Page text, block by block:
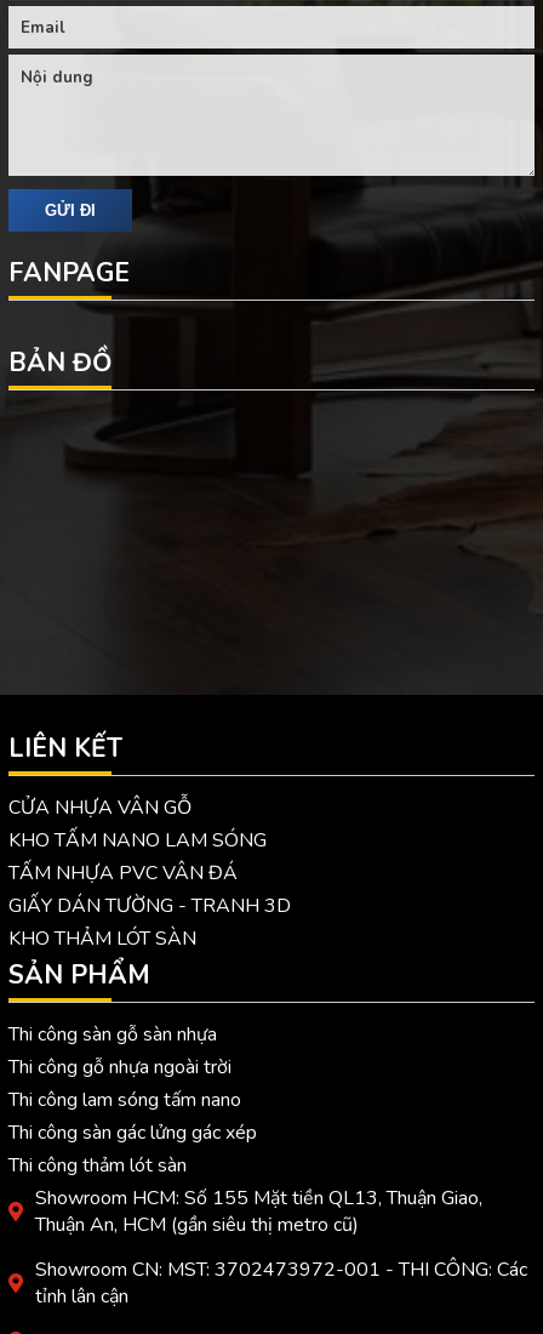
FANPAGE
BẢN ĐỒ
LIÊN KẾT
CỬA NHỰA VÂN GỖ
KHO TẤM NANO LAM SÓNG
TẤM NHỰA PVC VÂN ĐÁ
GIẤY DÁN TƯỜNG - TRANH 3D
KHO THẢM LÓT SÀN
SẢN PHẨM
Thi công sàn gỗ sàn nhựa
Thi công gỗ nhựa ngoài trời
Thi công lam sóng tấm nano
Thi công sàn gác lửng gác xép
Thi công thảm lót sàn
Showroom HCM: Số 155 Mặt tiền QL13, Thuận Giao,
Thuận An, HCM (gần siêu thị metro cũ)
Showroom CN: MST: 3702473972-001 - THI CÔNG: Các
tỉnh lân cận